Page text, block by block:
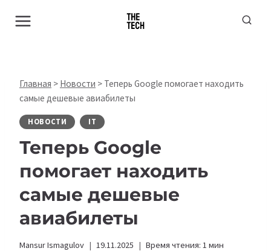
Главная > Новости > Теперь Google помогает находить
самые дешевые авиабилеты
НОВОСТИ IT
Теперь Google
помогает находить
самые дешевые
авиабилеты
Mansur Ismagulov 19.11.2025 Время чтения: 1 мин